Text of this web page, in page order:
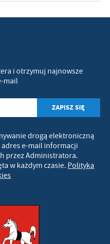
i otrzymuj najnowsze
mail
drogą elektroniczną
adres e-mail informacji
przez Administratora.
w każdym czasie. Polityka